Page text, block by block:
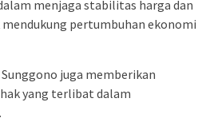
menjaga stabilitas harga dan
pertumbuhan ekonomi
juga memberikan
yang terlibat dalam